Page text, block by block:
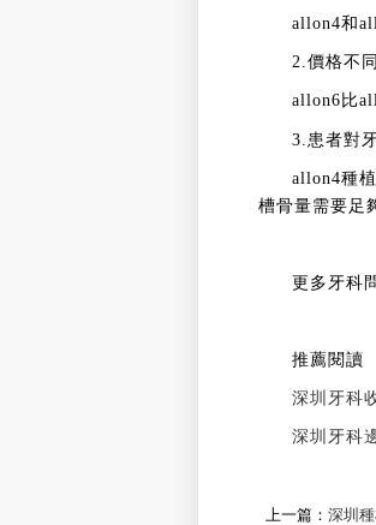
allon4和
2.價格不同
allon6比
3.患者對
allon4種
槽骨量需要足
更多牙科
推薦閱讀
深圳牙科
深圳牙科
上一篇：深圳